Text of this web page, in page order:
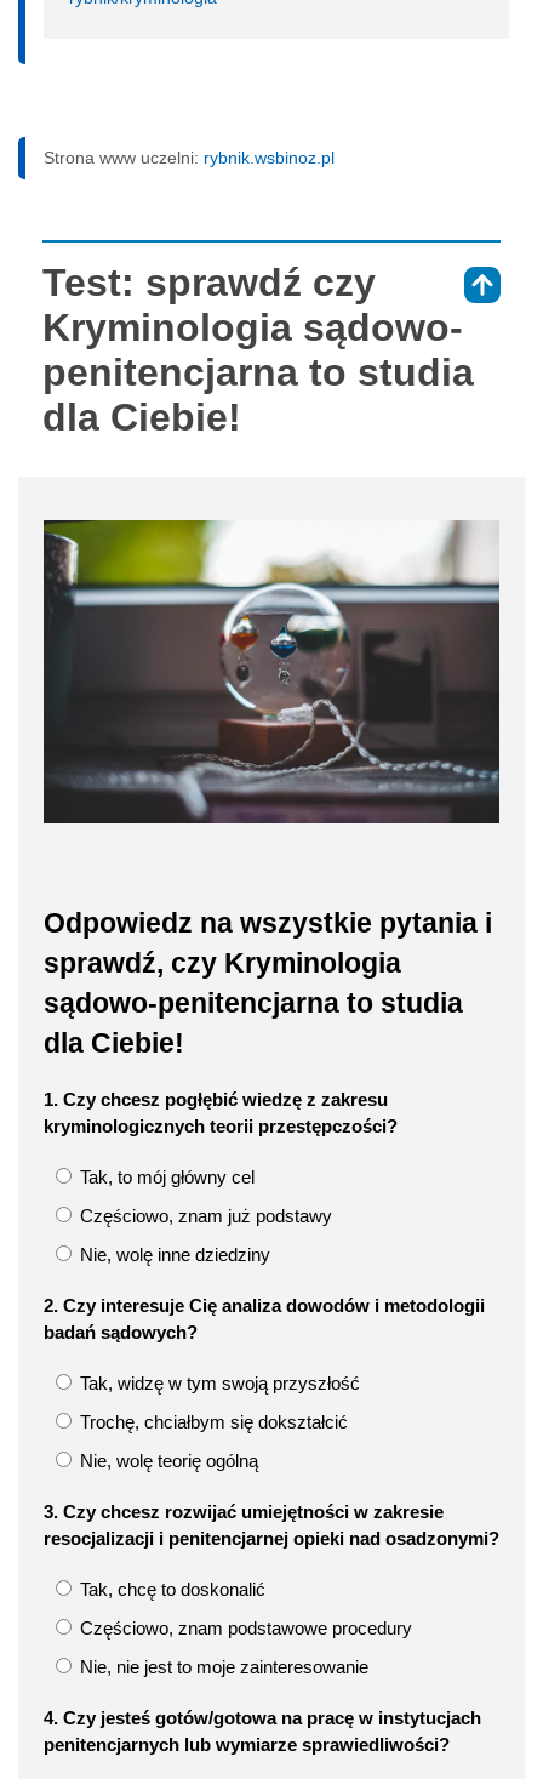
Strona www uczelni: rybnik.wsbinoz.pl
Test: sprawdź czy
Kryminologia sądowo-
penitencjarna to studia
dla Ciebie!
Odpowiedz na wszystkie pytania i
sprawdź, czy Kryminologia
sądowo-penitencjarna to studia
dla Ciebie!
1. Czy chcesz pogłębić wiedzę z zakresu
kryminologicznych teorii przestępczości?
Tak, to mój główny cel
Częściowo, znam już podstawy
Nie, wolę inne dziedziny
2. Czy interesuje Cię analiza dowodów i metodologii
badań sądowych?
Tak, widzę w tym swoją przyszłość
Trochę, chciałbym się dokształcić
Nie, wolę teorię ogólną
3. Czy chcesz rozwijać umiejętności w zakresie
resocjalizacji i penitencjarnej opieki nad osadzonymi?
Tak, chcę to doskonalić
Częściowo, znam podstawowe procedury
Nie, nie jest to moje zainteresowanie
4. Czy jesteś gotów/gotowa na pracę w instytucjach
penitencjarnych lub wymiarze sprawiedliwości?